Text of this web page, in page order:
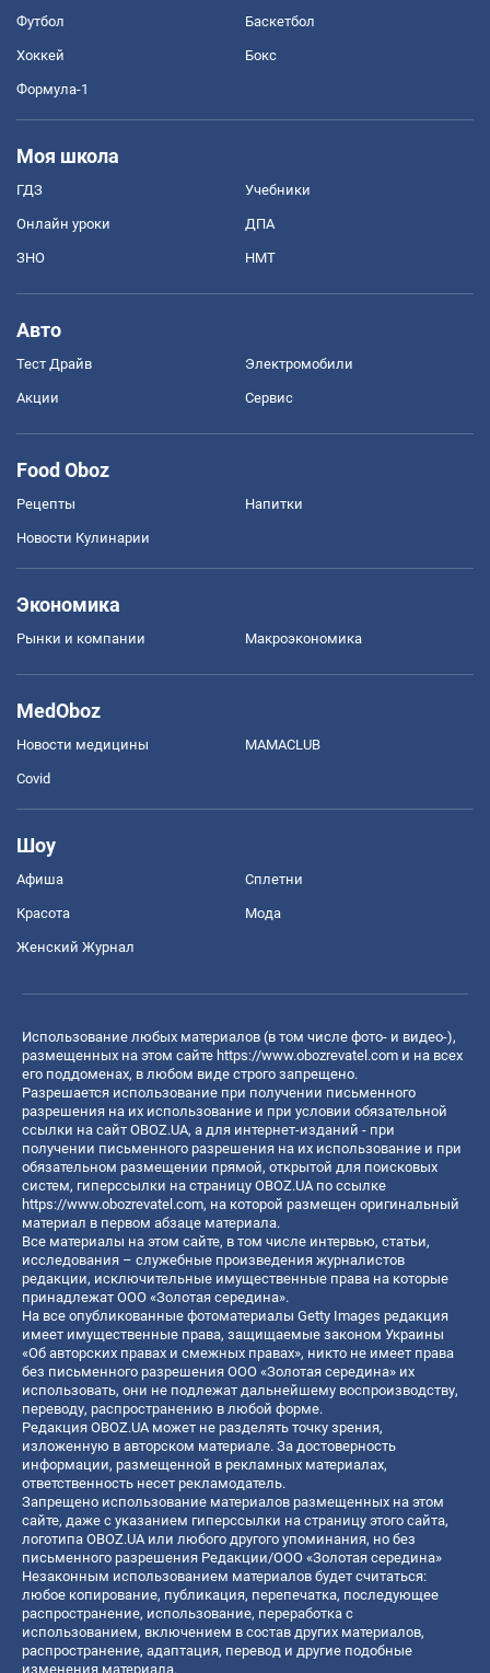
Футбол Баскетбол
Хоккей Бокс
Формула-1
Моя школа
ГДЗ Учебники
Онлайн уроки ДПА
ЗНО НМТ
Авто
Тест Драйв Электромобили
Акции Сервис
Food Oboz
Рецепты Напитки
Новости Кулинарии
Экономика
Рынки и компании Mакроэкономика
MedOboz
Новости медицины MAMACLUB
Covid
Шоу
Афиша Сплетни
Красота Мода
Женский Журнал
Использование любых материалов (в том числе фото- и видео-),
размещенных на этом сайте https://www.obozrevatel.com и на всех
его поддоменах, в любом виде строго запрещено.
Разрешается использование при получении письменного
разрешения на их использование и при условии обязательной
ссылки на сайт OBOZ.UA, а для интернет-изданий - при
получении письменного разрешения на их использование и при
обязательном размещении прямой, открытой для поисковых
систем, гиперссылки на страницу OBOZ.UA по ссылке
https://www.obozrevatel.com, на которой размещен оригинальный
материал в первом абзаце материала.
Все материалы на этом сайте, в том числе интервью, статьи,
исследования – служебные произведения журналистов
редакции, исключительные имущественные права на которые
принадлежат ООО «Золотая середина».
На все опубликованные фотоматериалы Getty Images редакция
имеет имущественные права, защищаемые законом Украины
«Об авторских правах и смежных правах», никто не имеет права
без письменного разрешения ООО «Золотая середина» их
использовать, они не подлежат дальнейшему воспроизводству,
переводу, распространению в любой форме.
Редакция OBOZ.UA может не разделять точку зрения,
изложенную в авторском материале. За достоверность
информации, размещенной в рекламных материалах,
ответственность несет рекламодатель.
Запрещено использование материалов размещенных на этом
сайте, даже с указанием гиперссылки на страницу этого сайта,
логотипа OBOZ.UA или любого другого упоминания, но без
письменного разрешения Редакции/ООО «Золотая середина»
Незаконным использованием материалов будет считаться:
любое копирование, публикация, перепечатка, последующее
распространение, использование, переработка с
использованием, включением в состав других материалов,
распространение, адаптация, перевод и другие подобные
изменения материала.